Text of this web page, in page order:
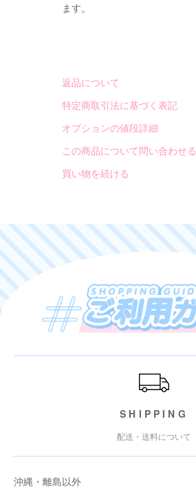
ます。
返品について
特定商取引法に基づく表記
オプションの値段詳細
この商品について問い合わせる
買い物を続ける
SHIPPING
配送・送料について
沖縄・離島以外